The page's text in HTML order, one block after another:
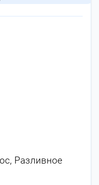
, Разливное